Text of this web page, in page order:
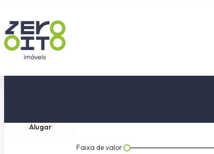
Alugar
Faixa de valor